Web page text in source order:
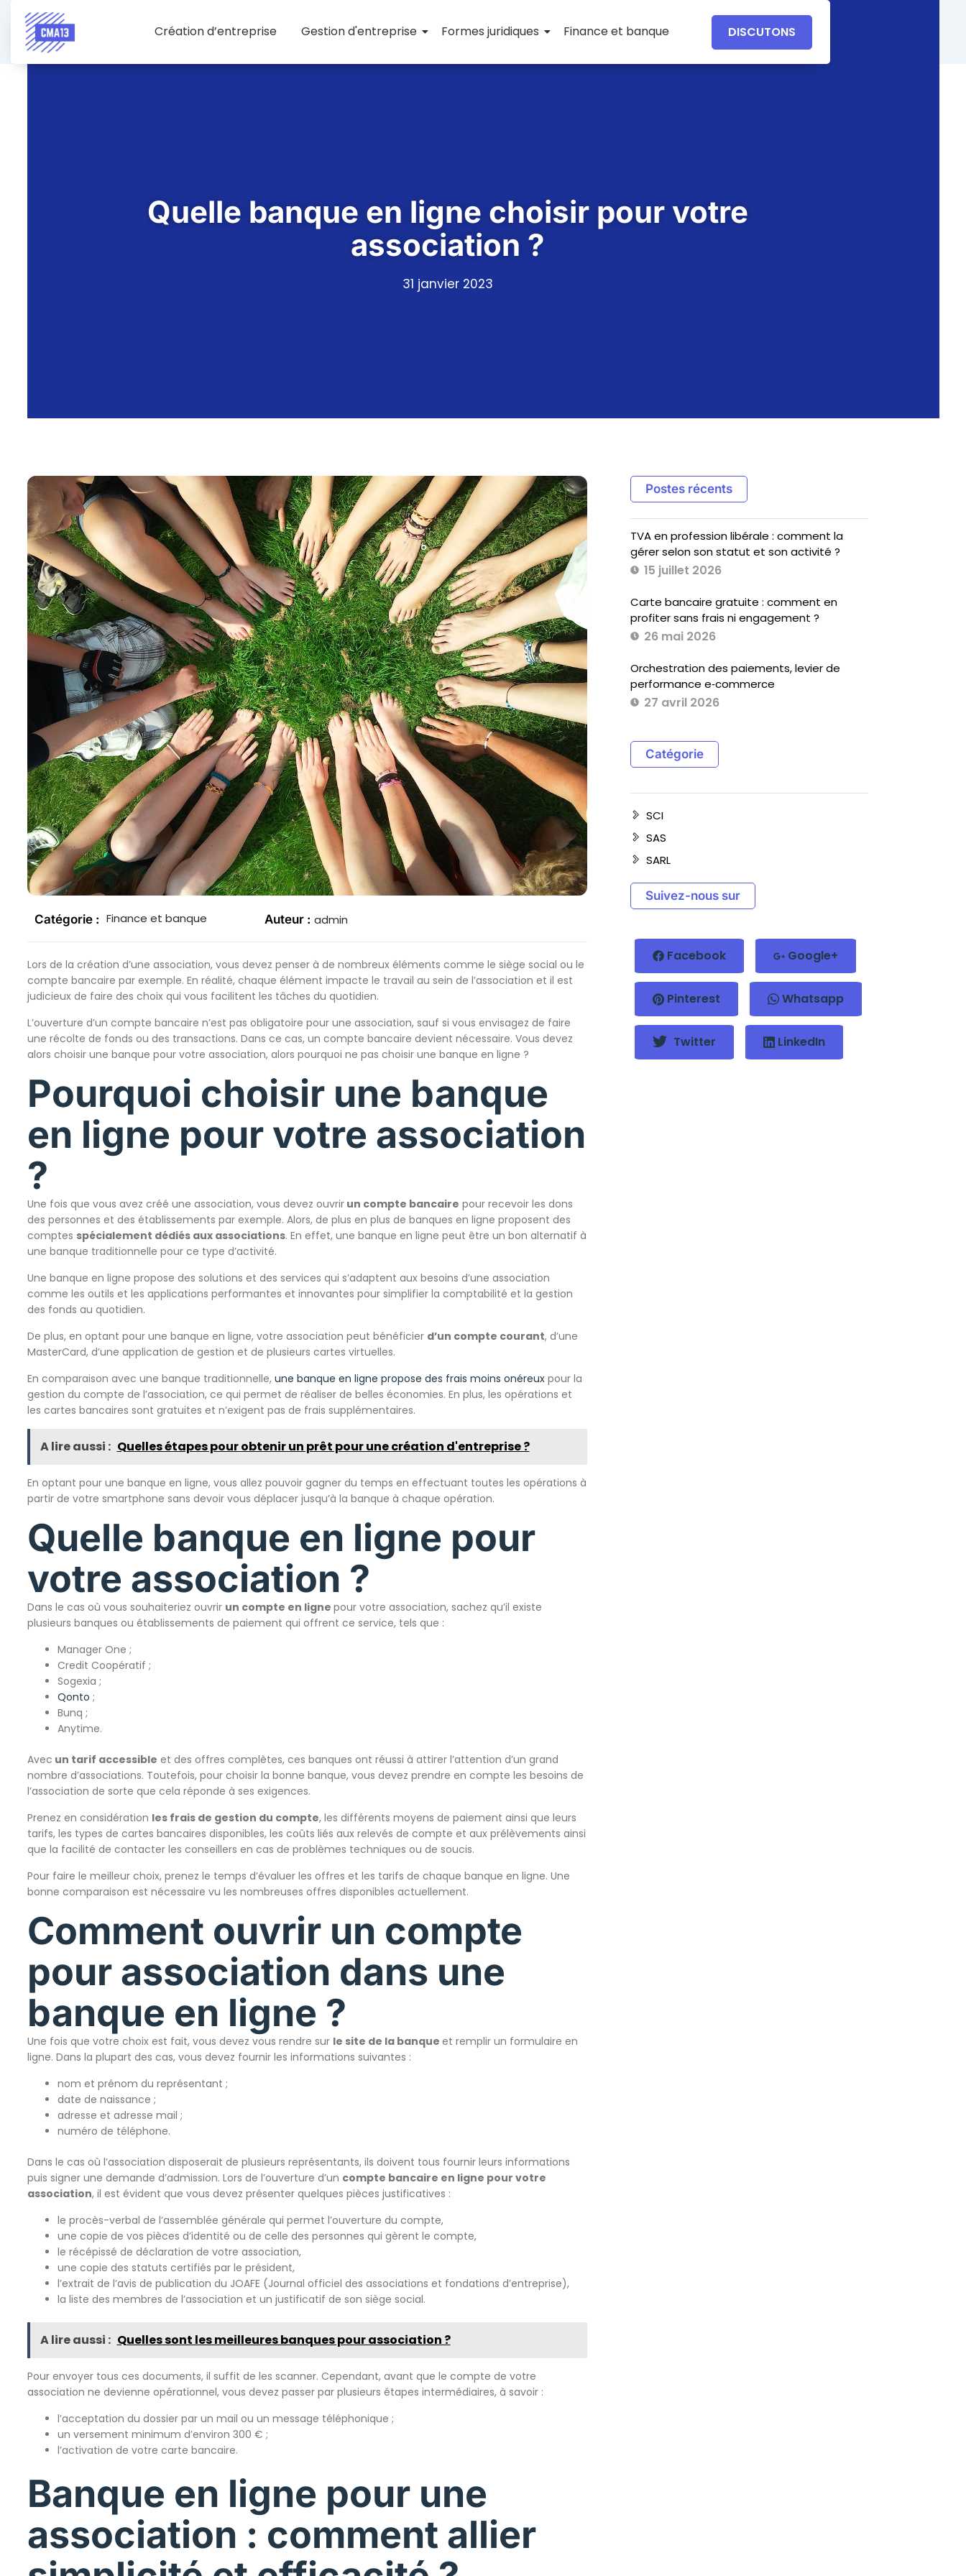
Création d’entreprise Gestion d'entreprise Formes juridiques Finance et banque DISCUTONS
Quelle banque en ligne choisir pour votre
association ?
31 janvier 2023
Catégorie : Finance et banque Auteur : admin
Lors de la création d’une association, vous devez penser à de nombreux éléments comme le siège social ou le
compte bancaire par exemple. En réalité, chaque élément impacte le travail au sein de l’association et il est
judicieux de faire des choix qui vous facilitent les tâches du quotidien.
L’ouverture d’un compte bancaire n’est pas obligatoire pour une association, sauf si vous envisagez de faire
une récolte de fonds ou des transactions. Dans ce cas, un compte bancaire devient nécessaire. Vous devez
alors choisir une banque pour votre association, alors pourquoi ne pas choisir une banque en ligne ?
Pourquoi choisir une banque
en ligne pour votre association
?
Une fois que vous avez créé une association, vous devez ouvrirun compte bancaire pour recevoir les dons
des personnes et des établissements par exemple. Alors, de plus en plus de banques en ligne proposent des
comptes spécialement dédiés aux associations. En effet, une banque en ligne peut être un bon alternatif à
une banque traditionnelle pour ce type d’activité.
Une banque en ligne propose des solutions et des services qui s’adaptent aux besoins d’une association
comme les outils et les applications performantes et innovantes pour simplifier la comptabilité et la gestion
des fonds au quotidien.
De plus, en optant pour une banque en ligne, votre association peut bénéficier d’un compte courant, d’une
MasterCard, d’une application de gestion et de plusieurs cartes virtuelles.
En comparaison avec une banque traditionnelle, une banque en ligne propose des frais moins onéreuxpour la
gestion du compte de l’association, ce qui permet de réaliser de belles économies. En plus, les opérations et
les cartes bancaires sont gratuites et n’exigent pas de frais supplémentaires.
A lire aussi : Quelles étapes pour obtenir un prêt pour une création d'entreprise ?
En optant pour une banque en ligne, vous allez pouvoir gagner du temps en effectuant toutes les opérations à
partir de votre smartphone sans devoir vous déplacer jusqu’à la banque à chaque opération.
Quelle banque en ligne pour
votre association ?
Dans le cas où vous souhaiteriez ouvrir un compte en ligne pour votre association, sachez qu’il existe
plusieurs banques ou établissements de paiement qui offrent ce service, tels que :
Manager One ;
Credit Coopératif ;
Sogexia ;
Qonto ;
Bunq ;
Anytime.
Avec un tarif accessible et des offres complètes, ces banques ont réussi à attirer l’attention d’un grand
nombre d’associations. Toutefois, pour choisir la bonne banque, vous devez prendre en compte les besoins de
l’association de sorte que cela réponde à ses exigences.
Prenez en considération les frais de gestion du compte, les différents moyens de paiement ainsi que leurs
tarifs, les types de cartes bancaires disponibles, les coûts liés aux relevés de compte et aux prélèvements ainsi
que la facilité de contacter les conseillers en cas de problèmes techniques ou de soucis.
Pour faire le meilleur choix, prenez le temps d’évaluer les offres et les tarifs de chaque banque en ligne. Une
bonne comparaison est nécessaire vu les nombreuses offres disponibles actuellement.
Comment ouvrir un compte
pour association dans une
banque en ligne ?
Une fois que votre choix est fait, vous devez vous rendre sur le site de la banque et remplir un formulaire en
ligne. Dans la plupart des cas, vous devez fournir les informations suivantes :
nom et prénom du représentant ;
date de naissance ;
adresse et adresse mail ;
numéro de téléphone.
Dans le cas où l’association disposerait de plusieurs représentants, ils doivent tous fournir leurs informations
puis signer une demande d’admission. Lors de l’ouverture d’un compte bancaire en ligne pour votre
association, il est évident que vous devez présenter quelques pièces justificatives :
le procès-verbal de l’assemblée générale qui permet l’ouverture du compte,
une copie de vos pièces d’identité ou de celle des personnes qui gèrent le compte,
le récépissé de déclaration de votre association,
une copie des statuts certifiés par le président,
l’extrait de l’avis de publication du JOAFE (Journal officiel des associations et fondations d’entreprise),
la liste des membres de l’association et un justificatif de son siège social.
A lire aussi : Quelles sont les meilleures banques pour association ?
Pour envoyer tous ces documents, il suffit de les scanner. Cependant, avant que le compte de votre
association ne devienne opérationnel, vous devez passer par plusieurs étapes intermédiaires, à savoir :
l’acceptation du dossier par un mail ou un message téléphonique ;
un versement minimum d’environ 300 € ;
l’activation de votre carte bancaire.
Banque en ligne pour une
association : comment allier
Postes récents
TVA en profession libérale : comment la
gérer selon son statut et son activité ?
15 juillet 2026
Carte bancaire gratuite : comment en
profiter sans frais ni engagement ?
26 mai 2026
Orchestration des paiements, levier de
performance e‑commerce
27 avril 2026
Catégorie
SCI
SAS
SARL
Suivez-nous sur
Facebook Google+
Pinterest Whatsapp
Twitter LinkedIn